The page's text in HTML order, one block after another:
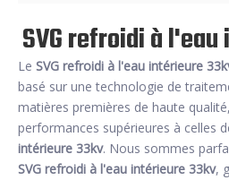
SVG refroidi à
Le SVG refroidi à l'eau intérieure
basé sur une technologie de
matières premières de haute
performances supérieures à celles
intérieure 33kv. Nous sommes
SVG refroidi à l'eau intérieure 33kv,